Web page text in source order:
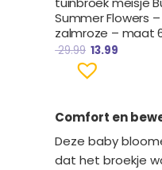
Summer Flowers –
zalmroze – maat
29.99 13.99
Comfort en
Deze baby
dat het broekje